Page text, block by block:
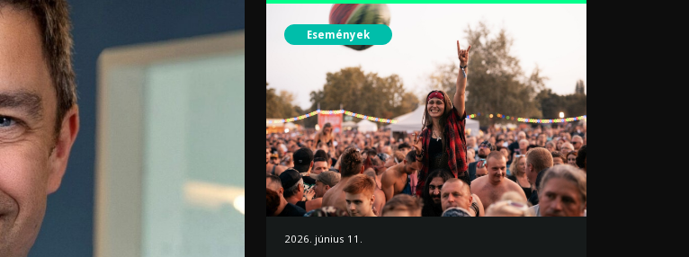
Események
2026. június 11.